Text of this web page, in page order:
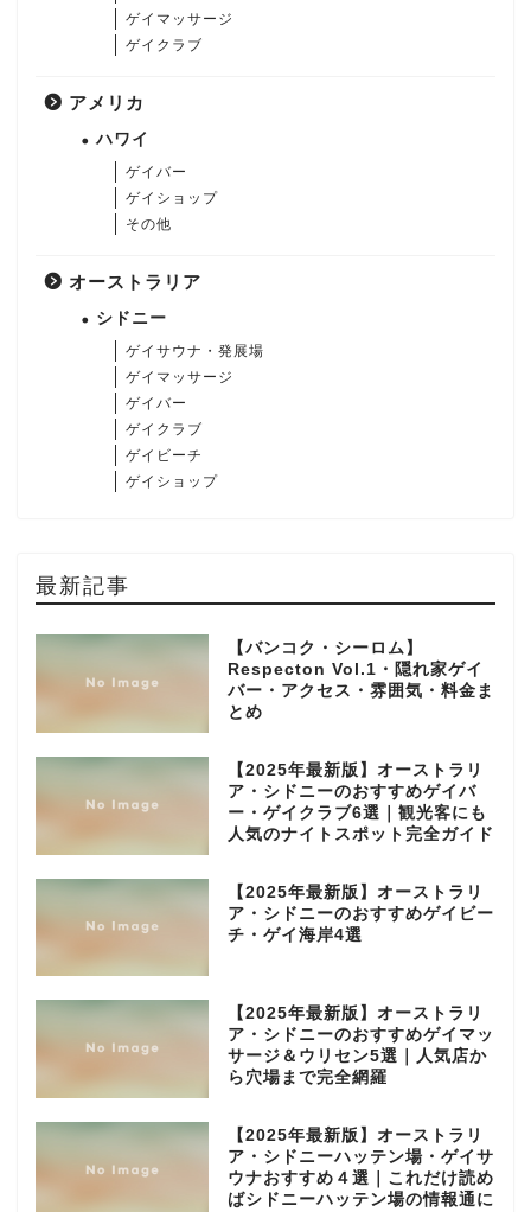
ゲイマッサージ
ゲイクラブ
アメリカ
ハワイ
ゲイバー
ゲイショップ
その他
オーストラリア
シドニー
ゲイサウナ・発展場
ゲイマッサージ
ゲイバー
ゲイクラブ
ゲイビーチ
ゲイショップ
最新記事
【バンコク・シーロム】
Respecton Vol.1・隠れ家ゲイ
バー・アクセス・雰囲気・料金ま
とめ
【2025年最新版】オーストラリ
ア・シドニーのおすすめゲイバ
ー・ゲイクラブ6選｜観光客にも
人気のナイトスポット完全ガイド
【2025年最新版】オーストラリ
ア・シドニーのおすすめゲイビー
チ・ゲイ海岸4選
【2025年最新版】オーストラリ
ア・シドニーのおすすめゲイマッ
サージ＆ウリセン5選｜人気店か
ら穴場まで完全網羅
【2025年最新版】オーストラリ
ア・シドニーハッテン場・ゲイサ
ウナおすすめ４選｜これだけ読め
ばシドニーハッテン場の情報通に